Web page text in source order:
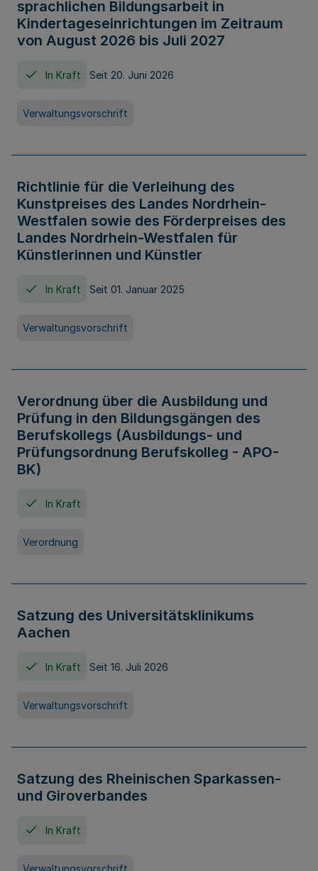
sprachlichen Bildungsarbeit in
Kindertageseinrichtungen im Zeitraum
von August 2026 bis Juli 2027
In Kraft Seit 20. Juni 2026
Verwaltungsvorschrift
Richtlinie für die Verleihung des
Kunstpreises des Landes Nordrhein-
Westfalen sowie des Förderpreises des
Landes Nordrhein-Westfalen für
Künstlerinnen und Künstler
In Kraft Seit 01. Januar 2025
Verwaltungsvorschrift
Verordnung über die Ausbildung und
Prüfung in den Bildungsgängen des
Berufskollegs (Ausbildungs- und
Prüfungsordnung Berufskolleg - APO-
BK)
In Kraft
Verordnung
Satzung des Universitätsklinikums
Aachen
In Kraft Seit 16. Juli 2026
Verwaltungsvorschrift
Satzung des Rheinischen Sparkassen-
und Giroverbandes
In Kraft
Verwaltungsvorschrift